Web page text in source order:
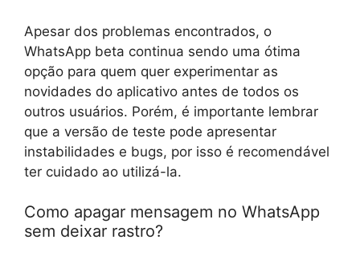
Apesar dos problemas encontrados, o
WhatsApp beta continua sendo uma ótima
opção para quem quer experimentar as
novidades do aplicativo antes de todos os
outros usuários. Porém, é importante lembrar
que a versão de teste pode apresentar
instabilidades e bugs, por isso é recomendável
ter cuidado ao utilizá-la.
Como apagar mensagem no WhatsApp
sem deixar rastro?